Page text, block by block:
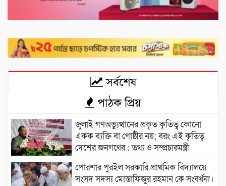
সর্বশেষ
পাঠক প্রিয়
জুলাই গণঅভ্যুত্থানের প্রকৃত কৃতিত্ব কোনো
একক ব্যক্তি বা গোষ্ঠীর নয়; বরং এই কৃতিত্ব
দেশের জনগণের : তথ্য ও সম্প্রচারমন্ত্রী
পোরশার পুরইল সরকারি প্রাথমিক বিদ্যালয়ে
সংসদ সদস্য মোস্তাফিজুর রহমান কে সংবর্ধনা।